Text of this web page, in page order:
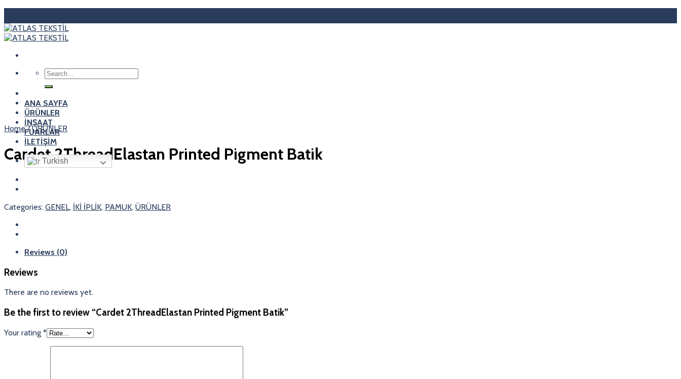
to
content
Search
for:
ANA SAYFA
ÜRÜNLER
İNŞAAT
FUARLAR
İLETİŞİM
Turkish
Home / ÜRÜNLER
Cardet 2ThreadElastan Printed Pigment Batik
Categories: GENEL, İKİ İPLİK, PAMUK, ÜRÜNLER
Reviews (0)
Reviews
There are no reviews yet.
Be the first to review “Cardet 2ThreadElastan Printed Pigment Batik”
Your rating *